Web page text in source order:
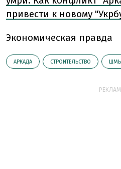
привести к новому
Экономическая правда
АРКАДА СТРОИТЕЛЬСТВО